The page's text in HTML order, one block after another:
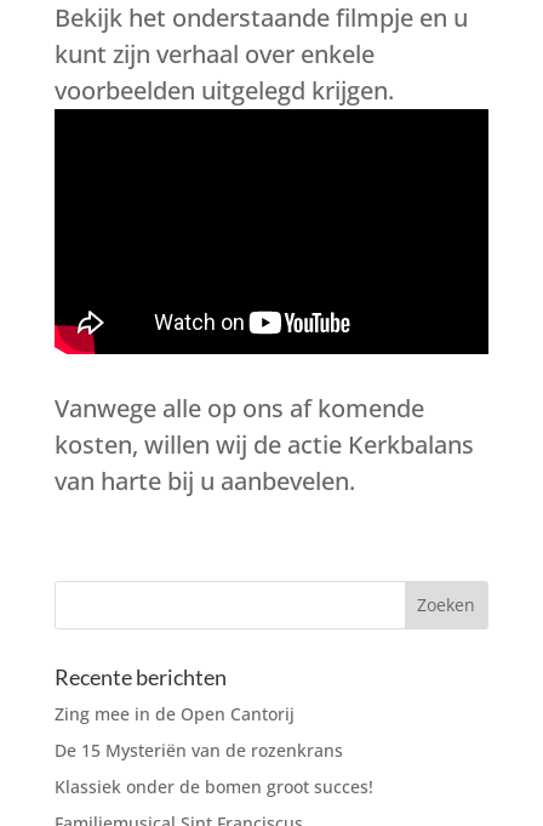
Bekijk het onderstaande filmpje en u
kunt zijn verhaal over enkele
voorbeelden uitgelegd krijgen.
Vanwege alle op ons af komende
kosten, willen wij de actie Kerkbalans
van harte bij u aanbevelen.
Recente berichten
Zing mee in de Open Cantorij
De 15 Mysteriën van de rozenkrans
Klassiek onder de bomen groot succes!